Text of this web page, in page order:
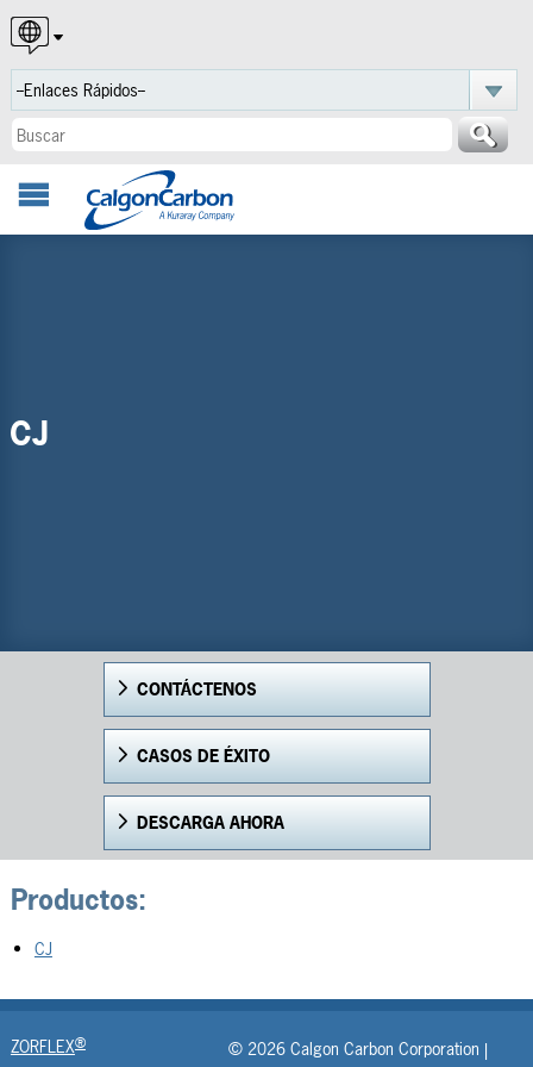
English
Español
Português
CJ
CONTÁCTENOS
CASOS DE ÉXITO
DESCARGA AHORA
Productos:
CJ
ZORFLEX®
© 2026 Calgon Carbon Corporation |